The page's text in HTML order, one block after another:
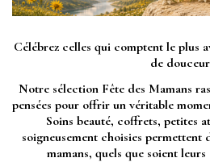
Célébrez celles qui comptent le plus
de
Notre sélection Fête des Mamans
pensées pour offrir un véritable
Soins beauté, coffrets, petites
soigneusement choisies permettent
mamans, quels que soient